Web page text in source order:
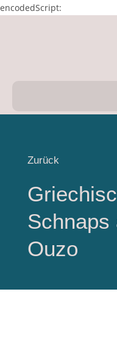
encodedScript:
Zurück
Schnaps
Ouzo